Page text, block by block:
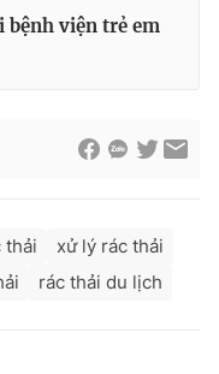
bệnh viện trẻ em
thải
xử lý rác thải
rác thải du lịch